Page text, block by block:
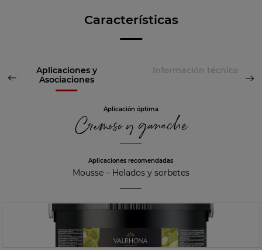
Características
Aplicaciones y
Asociaciones
Información técnica
Aplicación óptima
Cremoso y ganache
Aplicaciones recomendadas
Mousse– Helados y sorbetes